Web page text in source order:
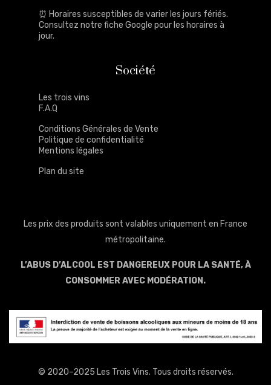
⏰ Horaires susceptibles de varier les jours fériés.
Consultez notre fiche Google pour les horaires à
jour.
Société
Les trois vins
F.A.Q
Conditions Générales de Vente
Politique de confidentialité
Mentions légales
Plan du site
Les prix des produits sont valables uniquement en France
métropolitaine.
L’ABUS D’ALCOOL EST DANGEREUX POUR LA SANTÉ, À
CONSOMMER AVEC MODÉRATION.
© 2020–2025 Les Trois Vins. Tous droits réservés.